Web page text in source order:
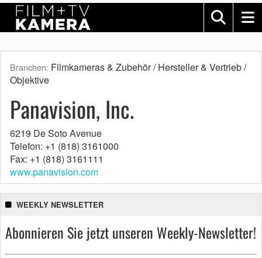
Branchen: Filmkameras & Zubehör / Hersteller & Vertrieb /
Objektive
Panavision, Inc.
6219 De Soto Avenue
Telefon: +1 (818) 3161000
Fax: +1 (818) 3161111
www.panavision.com
WEEKLY NEWSLETTER
Abonnieren Sie jetzt unseren Weekly-Newsletter!